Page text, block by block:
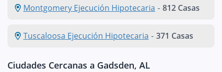
Montgomery Ejecución Hipotecaria - 812 Casas
Tuscaloosa Ejecución Hipotecaria - 371 Casas
Ciudades Cercanas a Gadsden, AL